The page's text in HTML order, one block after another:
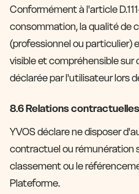
Conformément à l'article
consommation, la qualité de
(professionnel ou particulier)
visible et compréhensible
déclarée par l'utilisateur lors
8.6 Relations
YVOS déclare ne disposer
contractuel ou rémunération
classement ou le
Plateforme.